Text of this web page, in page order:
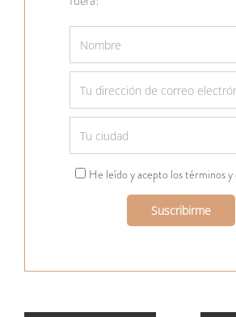
He leído y acepto los términos y